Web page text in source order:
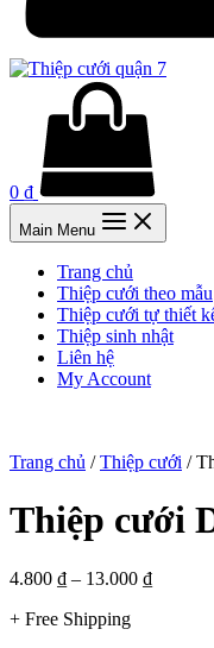
0 ₫
Main Menu
Trang chủ
Thiệp cưới theo mẫu
Thiệp cưới tự thiết
Thiệp sinh nhật
Liên hệ
My Account
Trang chủ /Thiệp cưới /
Thiệp cưới
4.800 ₫ – 13.000 ₫
+ Free Shipping